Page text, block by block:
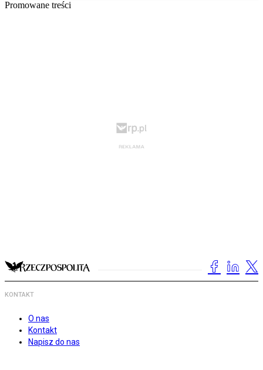
Promowane treści
KONTAKT
O nas
Kontakt
Napisz do nas